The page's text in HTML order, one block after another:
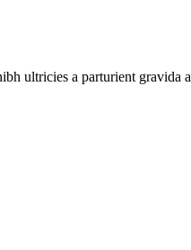
ultricies a parturient